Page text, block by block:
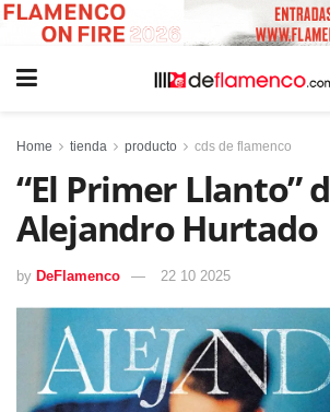
Home tienda producto cds de flamenco
“El Primer Llanto”
Alejandro Hurtado
by DeFlamenco 22 10 2025